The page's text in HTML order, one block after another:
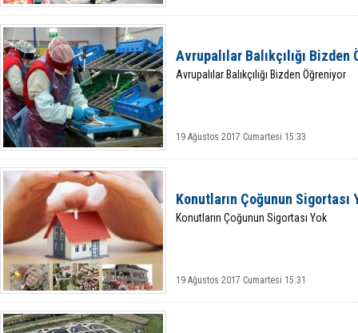
Avrupalılar Balıkçılığı Bizden
Avrupalılar Balıkçılığı Bizden Öğreniyor
19 Ağustos 2017 Cumartesi 15:33
Konutların Çoğunun Sigortası
Konutların Çoğunun Sigortası Yok
19 Ağustos 2017 Cumartesi 15:31